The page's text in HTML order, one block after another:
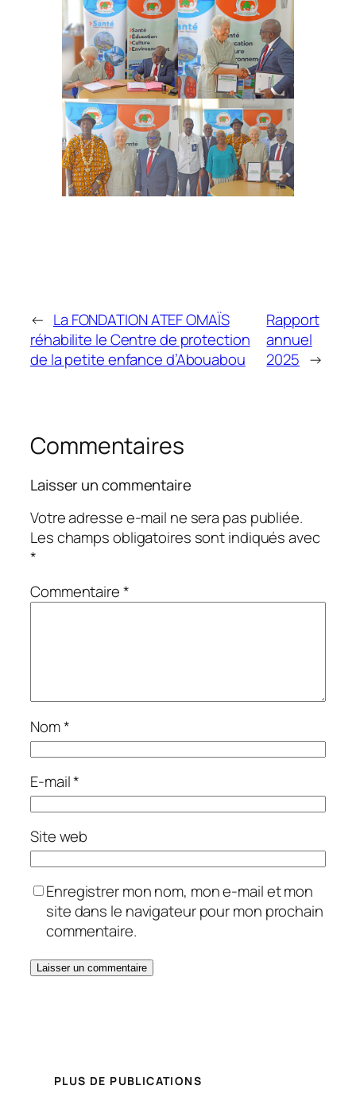
← La FONDATION ATEF OMAÏS
réhabilite le Centre de protection
de la petite enfance d’Abouabou
Rapport
annuel
2025 →
Commentaires
Laisser un commentaire
Votre adresse e-mail ne sera pas publiée.
Les champs obligatoires sont indiqués avec
*
Commentaire*
Nom*
E-mail*
Site web
Enregistrer mon nom, mon e-mail et mon
site dans le navigateur pour mon prochain
commentaire.
PLUS DE PUBLICATIONS